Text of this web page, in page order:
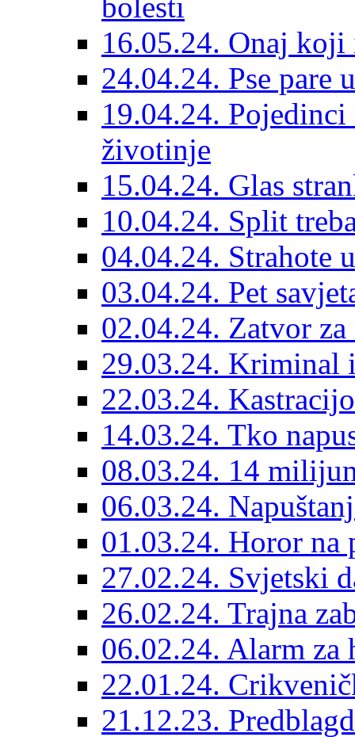
16.05.24. Onaj koji
24.04.24. Pse pare
19.04.24.
životinje
15.04.24. Glas
10.04.24. Split
04.04.24. Strahote
03.04.24. Pet
02.04.24. Zatvor
29.03.24. Kriminal
22.03.24.
14.03.24. Tko
08.03.24. 14
06.03.24.
01.03.24. Horor na
27.02.24. Svjetski
26.02.24. Trajna
06.02.24. Alarm
22.01.24.
21.12.23.